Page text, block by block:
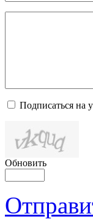
Подписаться на
Обновить